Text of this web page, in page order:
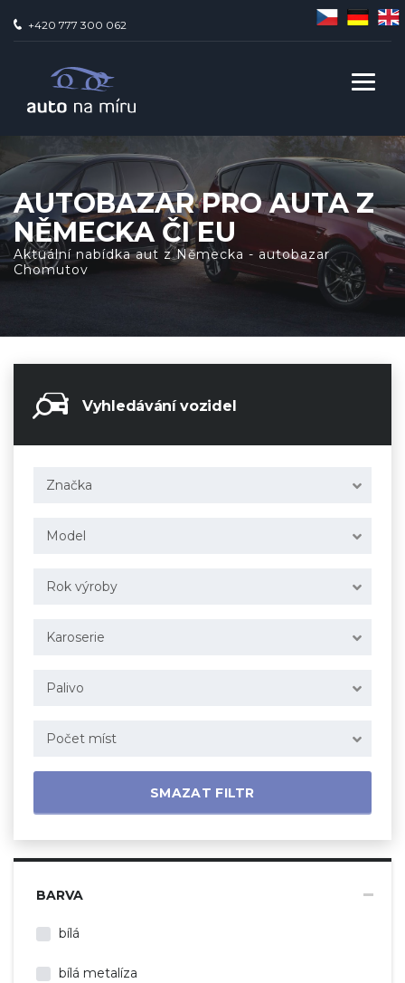
+420 777 300 062
AUTOBAZAR PRO AUTA Z
NĚMECKA ČI EU
Aktuální nabídka aut z Německa - autobazar
Chomutov
Vyhledávání vozidel
Značka
Model
Rok výroby
Karoserie
Palivo
Počet míst
SMAZAT FILTR
BARVA
bílá
bílá metalíza